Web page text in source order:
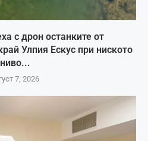
с дрон останките от
Улпия Ескус при ниското
ниво...
7, 2026